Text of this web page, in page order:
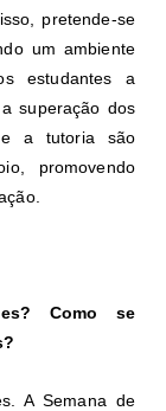
pretende-se
um ambiente
estudantes a
superação dos
e a tutoria são
promovendo
Como se
A Semana de